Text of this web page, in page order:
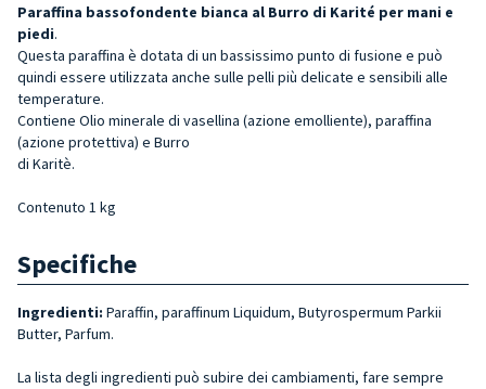
Paraffina bassofondente bianca al Burro di Karité per mani e
piedi.
Questa paraffina è dotata di un bassissimo punto di fusione e può
quindi essere utilizzata anche sulle pelli più delicate e sensibili alle
temperature.
Contiene Olio minerale di vasellina (azione emolliente), paraffina
(azione protettiva) e Burro
di Karitè.
Contenuto 1 kg
Specifiche
Ingredienti: Paraffin, paraffinum Liquidum, Butyrospermum Parkii
Butter, Parfum.
La lista degli ingredienti può subire dei cambiamenti, fare sempre